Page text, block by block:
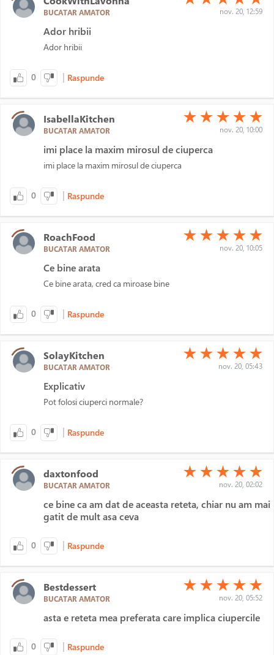
BUCATAR AMATOR nov. 20, 12:59
Ador hribii
Ador hribii
0 | Raspunde
IsabellaKitchen
BUCATAR AMATOR
(*)
★ (*)
★ (*)
★ (*)
★ (*)
★
nov. 20, 10:00
imi place la maxim mirosul de ciuperca
imi place la maxim mirosul de ciuperca
0 | Raspunde
RoachFood
BUCATAR AMATOR
(*)
★ (*)
★ (*)
★ (*)
★ (*)
★
nov. 20, 10:05
Ce bine arata
Ce bine arata, cred ca miroase bine
0 | Raspunde
SolayKitchen
BUCATAR AMATOR
(*)
★ (*)
★ (*)
★ (*)
★ (*)
★
nov. 20, 05:43
Explicativ
Pot folosi ciuperci normale?
0 | Raspunde
daxtonfood
BUCATAR AMATOR
(*)
★ (*)
★ (*)
★ (*)
★ (*)
★
nov. 20, 02:02
ce bine ca am dat de aceasta reteta, chiar nu am mai
gatit de mult asa ceva
0 | Raspunde
Bestdessert
BUCATAR AMATOR
(*)
★ (*)
★ (*)
★ (*)
★ (*)
★
nov. 20, 05:52
asta e reteta mea preferata care implica ciupercile
0 | Raspunde